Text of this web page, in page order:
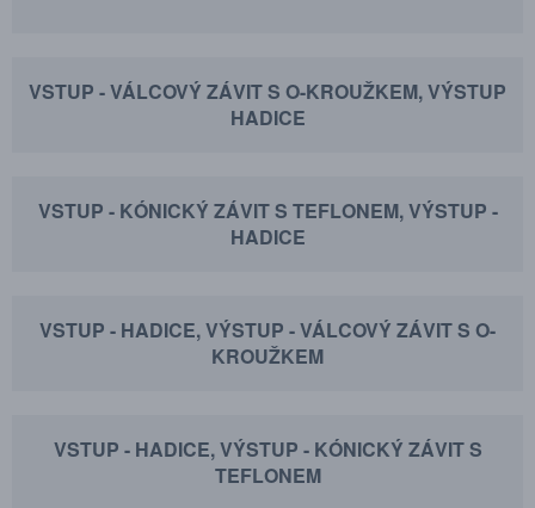
VSTUP - VÁLCOVÝ ZÁVIT S O-KROUŽKEM, VÝSTUP
HADICE
VSTUP - KÓNICKÝ ZÁVIT S TEFLONEM, VÝSTUP -
HADICE
VSTUP - HADICE, VÝSTUP - VÁLCOVÝ ZÁVIT S O-
KROUŽKEM
VSTUP - HADICE, VÝSTUP - KÓNICKÝ ZÁVIT S
TEFLONEM